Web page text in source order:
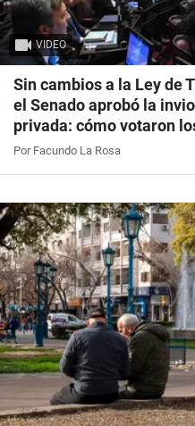
VIDEO
Sin cambios a la Ley de
el Senado aprobó la
privada: cómo votaron
Por Facundo La Rosa